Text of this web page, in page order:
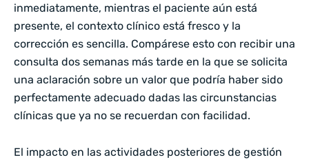
inmediatamente, mientras el paciente aún está
presente, el contexto clínico está fresco y la
corrección es sencilla. Compárese esto con recibir una
consulta dos semanas más tarde en la que se solicita
una aclaración sobre un valor que podría haber sido
perfectamente adecuado dadas las circunstancias
clínicas que ya no se recuerdan con facilidad.
El impacto en las actividades posteriores de gestión